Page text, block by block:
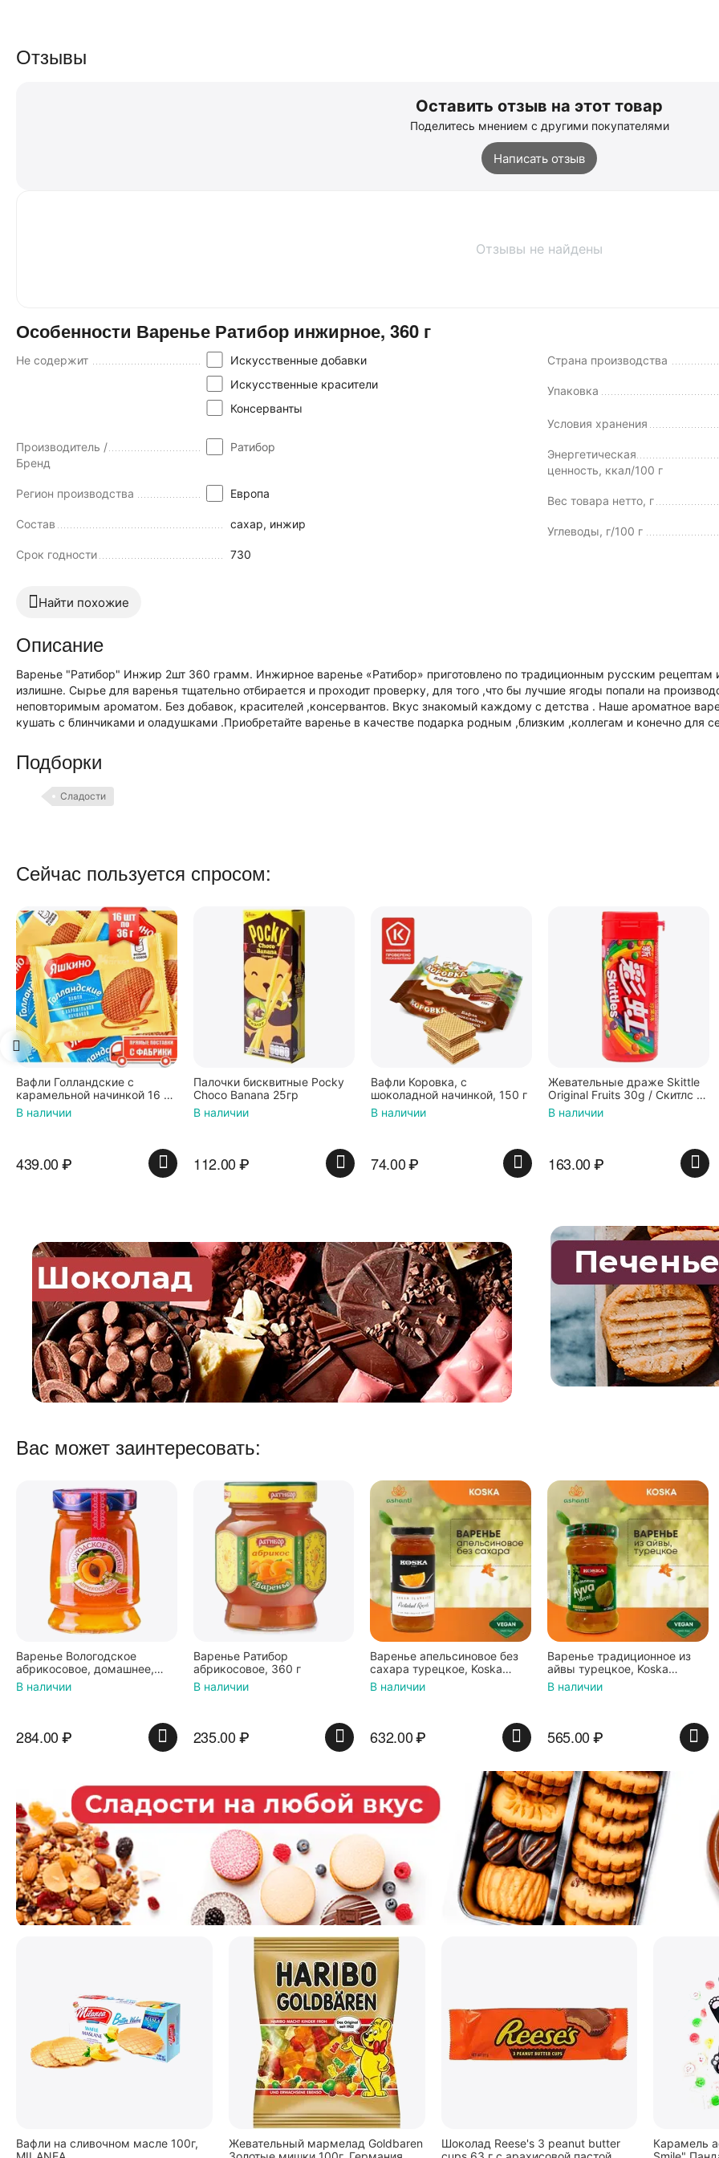
Отзывы
Оставить отзыв на этот товар
Поделитесь мнением с другими покупателями
Написать отзыв
Отзывы не найдены
Особенности Варенье Ратибор инжирное, 360 г
Не содержит
Искусственные добавки
Искусственные красители
Консерванты
Производитель /
Бренд
Ратибор
Регион производства Европа
Состав сахар, инжир
Срок годности 730
Страна производства
Упаковка
Условия хранения
Энергетическая
ценность, ккал/100 г
Вес товара нетто, г
Углеводы, г/100 г
Найти похожие
Описание
Варенье "Ратибор" Инжир 2шт 360 грамм. Инжирное варенье «Ратибор» приготовлено по традиционным русским рецептам
излишне. Сырье для варенья тщательно отбирается и проходит проверку, для того ,что бы лучшие ягоды попали на
неповторимым ароматом. Без добавок, красителей ,консервантов. Вкус знакомый каждому с детства . Наше ароматное
кушать с блинчиками и оладушками .Приобретайте варенье в качестве подарка родным ,близким ,коллегам и конечно для
Подборки
Сладости
Сейчас пользуется спросом:
Палочки бисквитные Pocky
Choco Banana 25гр
В наличии
112.00₽
Вафли Коровка, c
шоколадной начинкой, 150 г
В наличии
74.00₽
Жевательные драже Skittle
Original Fruits 30g / Скитлс со
вкусом фруктов 30гр в
красной банке
В наличии
163.00₽
Конфеты Jelly Belly Ассорти
Кислые фрукты (28гр.)
В наличии
135.00₽
Вас может заинтересовать:
Варенье Вологодское
абрикосовое, домашнее,
370 г
В наличии
284.00₽
Варенье Ратибор
абрикосовое, 360 г
В наличии
235.00₽
Варенье апельсиновое без
сахара турецкое, Koska
(Коска), 290г
В наличии
632.00₽
Варенье традиционное из
айвы турецкое, Koska
(Коска), 380г
В наличии
565.00₽
Вафли на сливочном масле 100г,
Жевательный мармелад Goldbaren
Шоколад Reese's 3 peanut butter
Карамель